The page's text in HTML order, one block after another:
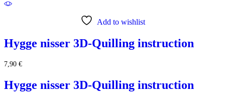
Add to wishlist
Hygge nisser 3D-Quilling instruction
7,90 €
Hygge nisser 3D-Quilling instruction